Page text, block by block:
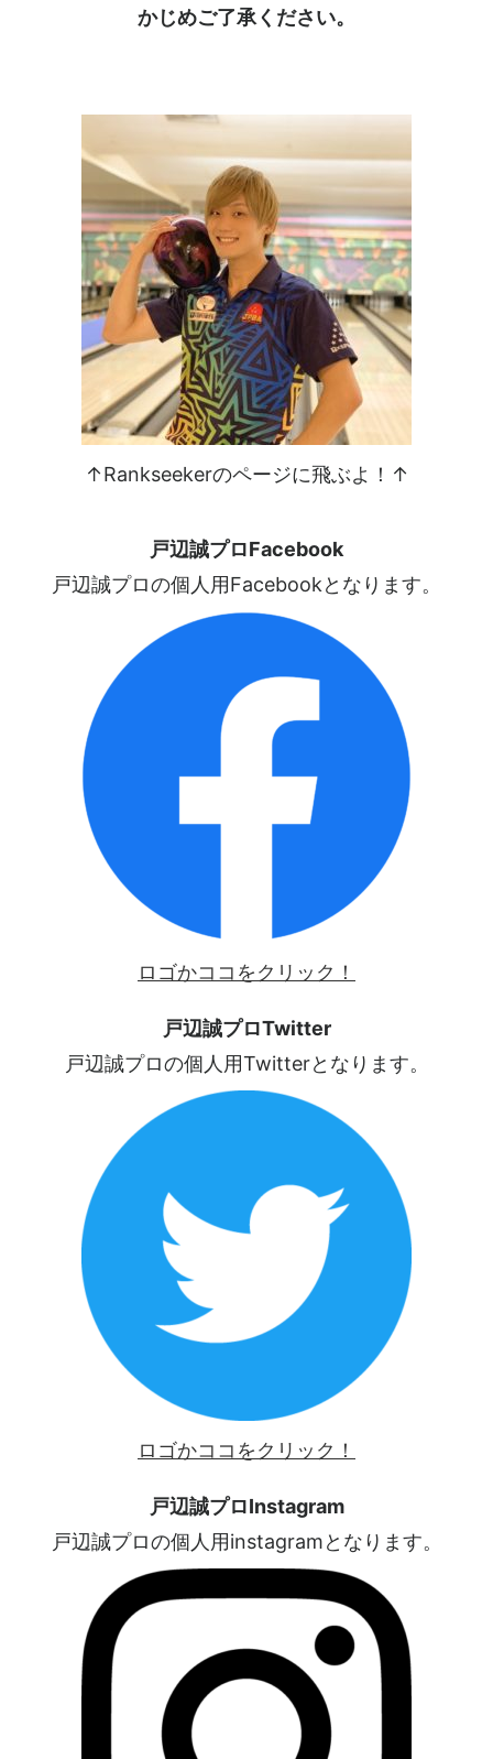
かじめご了承ください。
↑Rankseekerのページに飛ぶよ！↑
戸辺誠プロFacebook
戸辺誠プロの個人用Facebookとなります。
ロゴかココをクリック！
戸辺誠プロTwitter
戸辺誠プロの個人用Twitterとなります。
ロゴかココをクリック！
戸辺誠プロInstagram
戸辺誠プロの個人用instagramとなります。